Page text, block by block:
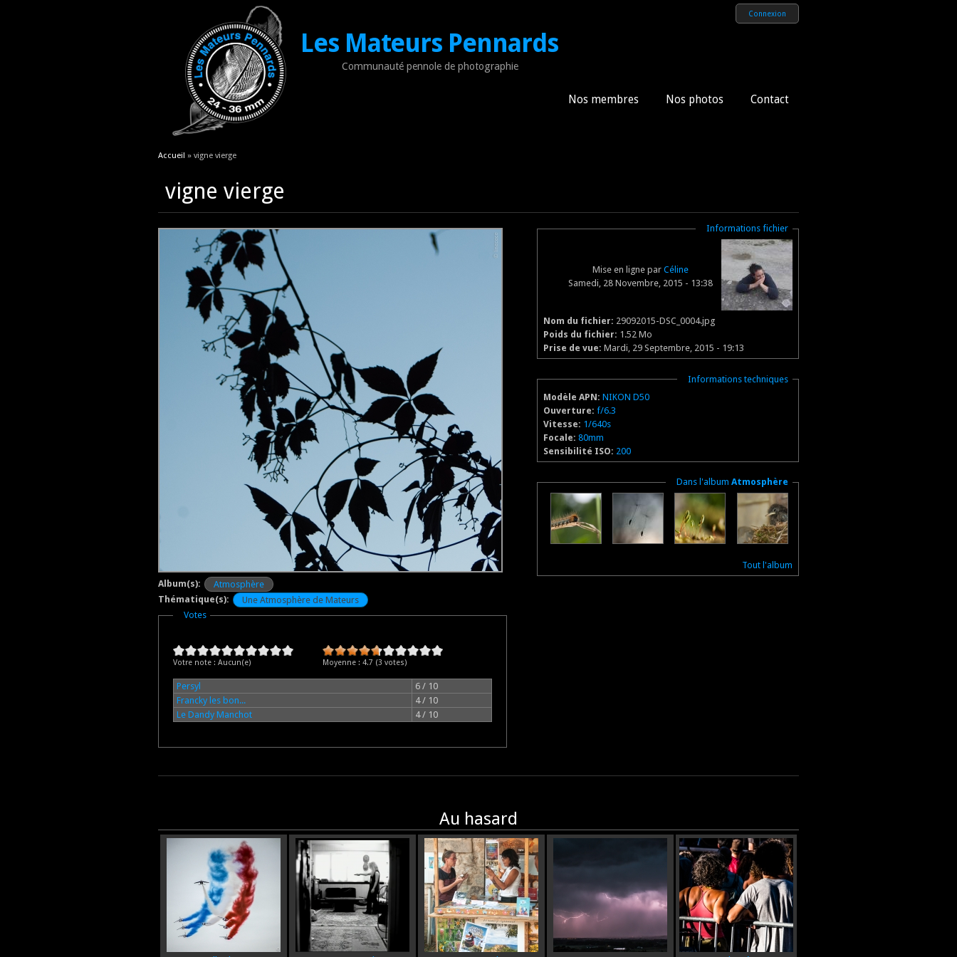
Les Mateurs Pennards
Communauté pennole de photographie
Connexion
Nos membres Nos photos Contact
Vous êtes ici
Accueil » vigne vierge
vigne vierge
Album(s):
Atmosphère
Thématique(s):
Une Atmosphère de Mateurs
Masquer
Votes
Votre note : Aucun(e) Moyenne : 4.7 (3 votes)
Persyl
6 / 10
Francky les bon...
4 / 10
Le Dandy Manchot
4 / 10
Masquer
Informations fichier
Mise en ligne par Céline
Samedi, 28 Novembre, 2015 - 13:38
Nom du fichier: 29092015-DSC_0004.jpg
Poids du fichier: 1.52 Mo
Prise de vue: Mardi, 29 Septembre, 2015 - 19:13
Masquer
Informations techniques
Modèle APN: NIKON D50
Ouverture: f/6.3
Vitesse: 1/640s
Focale: 80mm
Sensibilité ISO: 200
Masquer
Dans l'albumAtmosphère
Tout l'album
Au hasard